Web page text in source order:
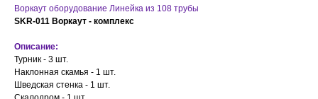
Воркаут оборудование Линейка из 108 трубы
SKR-011 Воркаут - комплекс
Описание:
Турник - 3 шт.
Наклонная скамья - 1 шт.
Шведская стенка - 1 шт.